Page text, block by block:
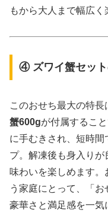
もから大人まで幅広く
④ ズワイ蟹セット
このおせち最大の特長
蟹600gが付属するこ
に手むきされ、短時
プ。解凍後も身入り
味わいを楽しめます
う家庭にとって、「お
豪華さと満足感を一